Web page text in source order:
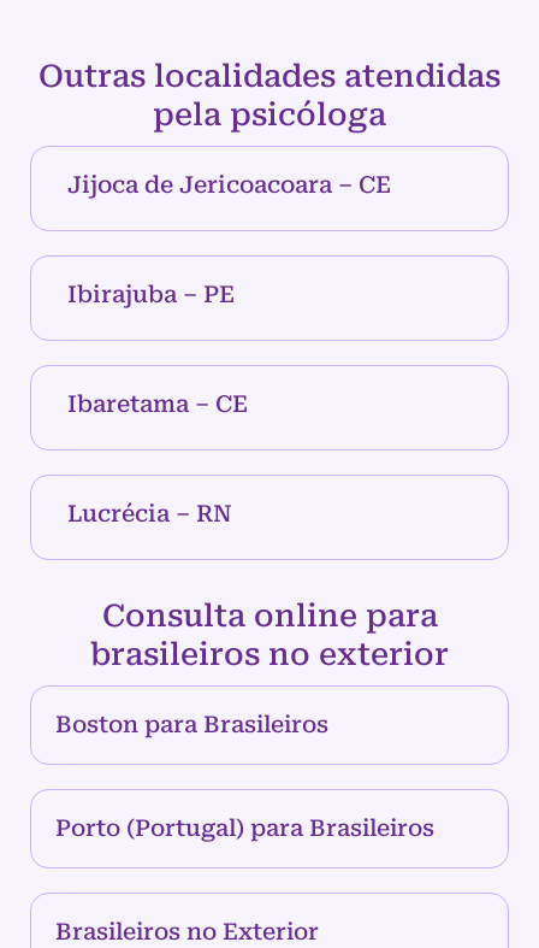
Outras localidades atendidas
pela psicóloga
Jijoca de Jericoacoara – CE
Ibirajuba – PE
Ibaretama – CE
Lucrécia – RN
Consulta online para
brasileiros no exterior
Boston para Brasileiros
Porto (Portugal) para Brasileiros
Brasileiros no Exterior